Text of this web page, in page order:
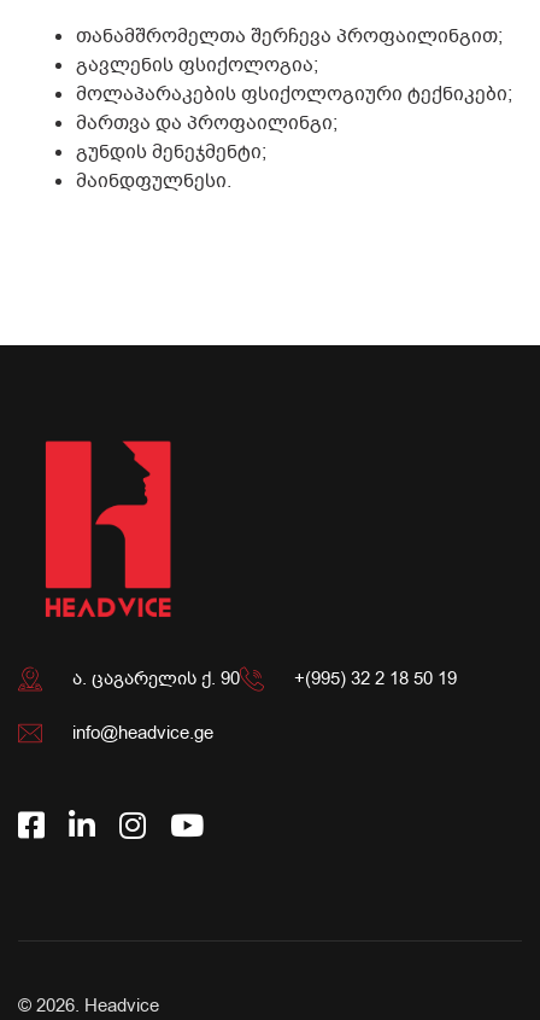
თანამშრომელთა შერჩევა პროფაილინგით;
გავლენის ფსიქოლოგია;
მოლაპარაკების ფსიქოლოგიური ტექნიკები;
მართვა და პროფაილინგი;
გუნდის მენეჯმენტი;
მაინდფულნესი.
ა. ცაგარელის ქ. 90 +(995) 32 2 18 50 19
info@headvice.ge
© 2026. Headvice